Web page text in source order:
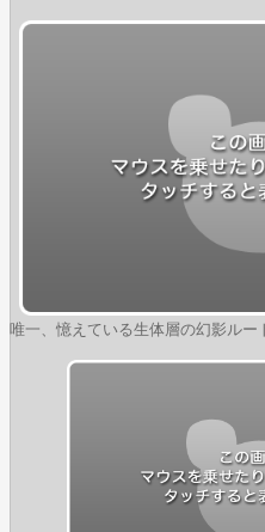
唯一、憶えている生体層の幻影ルー